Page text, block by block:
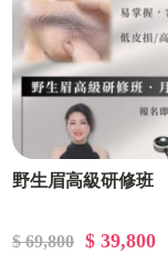
野生眉高級研修班
$ 69,800 $ 39,800